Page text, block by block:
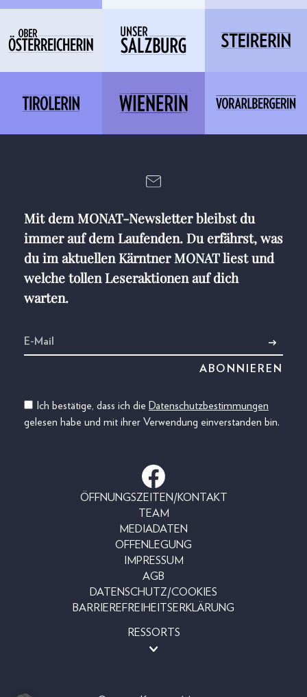
Mit dem MONAT-Newsletter bleibst du
immer auf dem Laufenden. Du erfährst, was
du im aktuellen Kärntner MONAT liest und
welche tollen Leseraktionen auf dich
warten.
Ich bestätige, dass ich die Datenschutzbestimmungen
gelesen habe und mit ihrer Verwendung einverstanden bin.
ÖFFNUNGSZEITEN/KONTAKT
TEAM
MEDIADATEN
OFFENLEGUNG
IMPRESSUM
AGB
DATENSCHUTZ/COOKIES
BARRIEREFREIHEITSERKLÄRUNG
RESSORTS